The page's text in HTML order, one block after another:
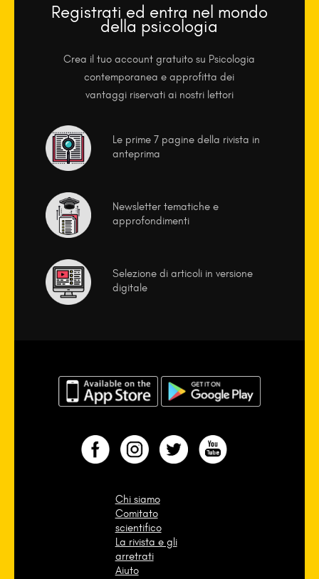
Registrati ed entra nel mondo
della psicologia
Crea il tuo account gratuito su Psicologia
contemporanea e approfitta dei
vantaggi riservati ai nostri lettori
Le prime 7 pagine della rivista in
anteprima
Newsletter tematiche e
approfondimenti
Selezione di articoli in versione
digitale
Chi siamo
Comitato
scientifico
La rivista e gli
arretrati
Aiuto